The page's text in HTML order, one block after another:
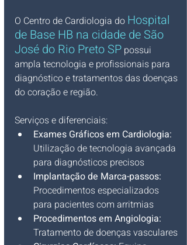
O Centro de Cardiologia do Hospital
de Base HB na cidade de São
José do Rio Preto SP possui
ampla tecnologia e profissionais para
diagnóstico e tratamentos das doenças
do coração e região.
Serviços e diferenciais:
Exames Gráficos em Cardiologia:
Utilização de tecnologia avançada
para diagnósticos precisos
Implantação de Marca-passos:
Procedimentos especializados
para pacientes com arritmias
Procedimentos em Angiologia:
Tratamento de doenças vasculares